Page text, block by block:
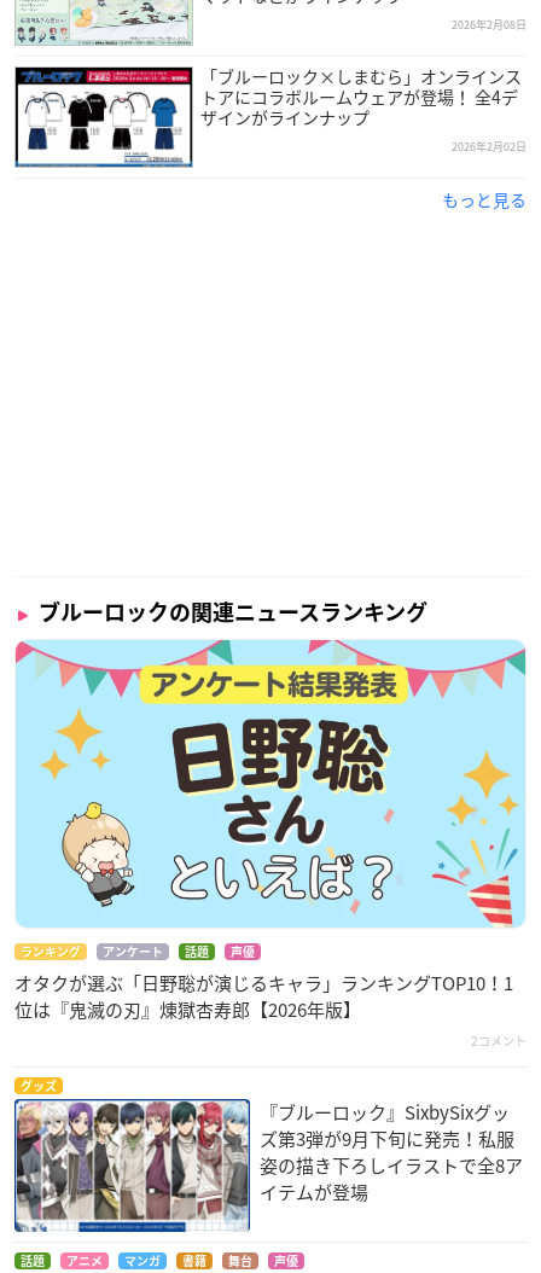
2026年2月08日
「ブルーロック×しまむら」オンラインス
トアにコラボルームウェアが登場！ 全4デ
ザインがラインナップ
2026年2月02日
もっと見る
ブルーロックの関連ニュースランキング
ランキング アンケート 話題 声優
オタクが選ぶ「日野聡が演じるキャラ」ランキングTOP10！1
位は『鬼滅の刃』煉󠄁獄杏寿郎【2026年版】
2コメント
グッズ
『ブルーロック』SixbySixグッ
ズ第3弾が9月下旬に発売！私服
姿の描き下ろしイラストで全8ア
イテムが登場
話題 アニメ マンガ 書籍 舞台 声優